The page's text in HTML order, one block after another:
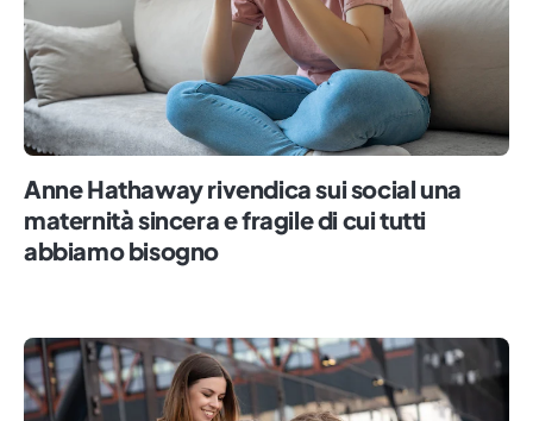
Anne Hathaway rivendica sui social una
maternità sincera e fragile di cui tutti
abbiamo bisogno